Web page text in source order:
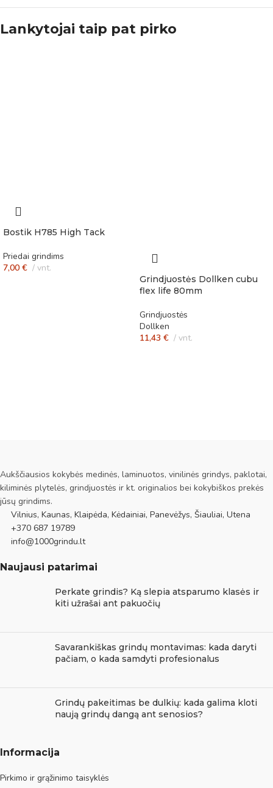
Lankytojai taip pat pirko
Bostik H785 High Tack
Priedai grindims
7,00 € vnt.
Grindjuostės Dollken cubu
flex life 80mm
Grindjuostės
Dollken
11,43 € vnt.
Aukščiausios kokybės medinės, laminuotos, vinilinės grindys, paklotai,
kiliminės plytelės, grindjuostės ir kt. originalios bei kokybiškos prekės
jūsų grindims.
Vilnius, Kaunas, Klaipėda, Kėdainiai, Panevėžys, Šiauliai, Utena
+370 687 19789
info@1000grindu.lt
Naujausi patarimai
Perkate grindis? Ką slepia atsparumo klasės ir
kiti užrašai ant pakuočių
Savarankiškas grindų montavimas: kada daryti
pačiam, o kada samdyti profesionalus
Grindų pakeitimas be dulkių: kada galima kloti
naują grindų dangą ant senosios?
Informacija
Pirkimo ir grąžinimo taisyklės